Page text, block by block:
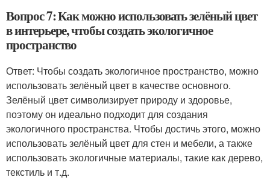
Вопрос 7: Как можно использовать зелёный цвет
в интерьере, чтобы создать экологичное
пространство
Ответ: Чтобы создать экологичное пространство, можно
использовать зелёный цвет в качестве основного.
Зелёный цвет символизирует природу и здоровье,
поэтому он идеально подходит для создания
экологичного пространства. Чтобы достичь этого, можно
использовать зелёный цвет для стен и мебели, а также
использовать экологичные материалы, такие как дерево,
текстиль и т.д.